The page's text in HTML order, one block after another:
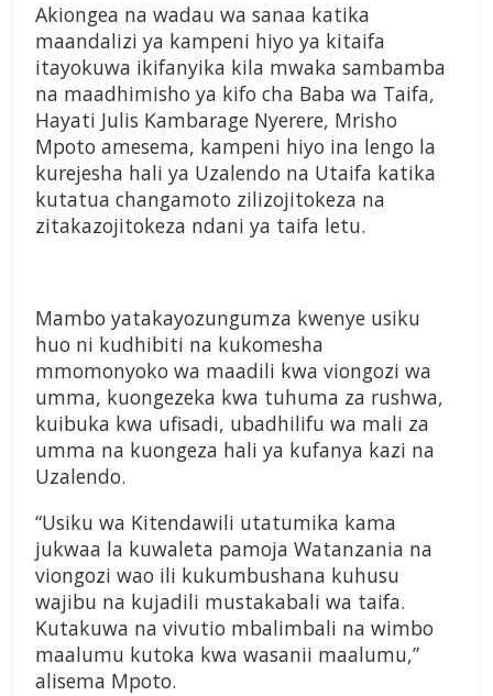
Akiongea na wadau wa sanaa katika
maandalizi ya kampeni hiyo ya kitaifa
itayokuwa ikifanyika kila mwaka sambamba
na maadhimisho ya kifo cha Baba wa Taifa,
Hayati Julis Kambarage Nyerere, Mrisho
Mpoto amesema, kampeni hiyo ina lengo la
kurejesha hali ya Uzalendo na Utaifa katika
kutatua changamoto zilizojitokeza na
zitakazojitokeza ndani ya taifa letu.
Mambo yatakayozungumza kwenye usiku
huo ni kudhibiti na kukomesha
mmomonyoko wa maadili kwa viongozi wa
umma, kuongezeka kwa tuhuma za rushwa,
kuibuka kwa ufisadi, ubadhilifu wa mali za
umma na kuongeza hali ya kufanya kazi na
Uzalendo.
“Usiku wa Kitendawili utatumika kama
jukwaa la kuwaleta pamoja Watanzania na
viongozi wao ili kukumbushana kuhusu
wajibu na kujadili mustakabali wa taifa.
Kutakuwa na vivutio mbalimbali na wimbo
maalumu kutoka kwa wasanii maalumu,”
alisema Mpoto.